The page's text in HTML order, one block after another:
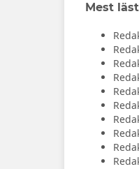
Mest